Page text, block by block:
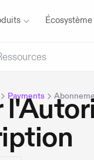
Écosystème
Payments